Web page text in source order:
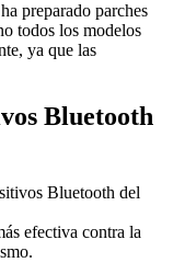
preparado parches
todos los modelos
ya que las
Bluetooth
efectiva contra la